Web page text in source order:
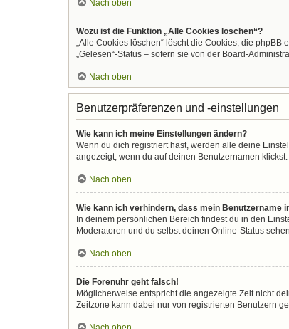
Nach oben
Wozu ist die Funktion „Alle Cookies löschen“?
„Alle Cookies löschen“ löscht die Cookies, die
„Gelesen“-Status – sofern sie von der Board-
Nach oben
Benutzerpräferenzen und -einstellungen
Wie kann ich meine Einstellungen ändern?
Wenn du dich registriert hast, werden alle deine
angezeigt, wenn du auf deinen Benutzernamen
Nach oben
Wie kann ich verhindern, dass mein Benutzername
In deinem persönlichen Bereich findest du in den
Moderatoren und du selbst deinen Online-Status
Nach oben
Die Forenuhr geht falsch!
Möglicherweise entspricht die angezeigte Zeit nicht
Zeitzone kann dabei nur von registrierten Benutzern